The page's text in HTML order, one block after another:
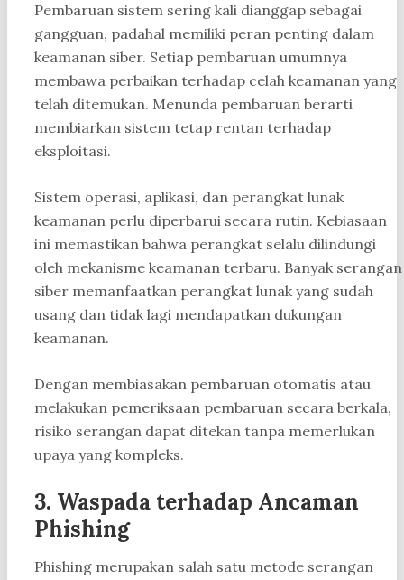
Pembaruan sistem sering kali dianggap sebagai
gangguan, padahal memiliki peran penting dalam
keamanan siber. Setiap pembaruan umumnya
membawa perbaikan terhadap celah keamanan yang
telah ditemukan. Menunda pembaruan berarti
membiarkan sistem tetap rentan terhadap
eksploitasi.
Sistem operasi, aplikasi, dan perangkat lunak
keamanan perlu diperbarui secara rutin. Kebiasaan
ini memastikan bahwa perangkat selalu dilindungi
oleh mekanisme keamanan terbaru. Banyak serangan
siber memanfaatkan perangkat lunak yang sudah
usang dan tidak lagi mendapatkan dukungan
keamanan.
Dengan membiasakan pembaruan otomatis atau
melakukan pemeriksaan pembaruan secara berkala,
risiko serangan dapat ditekan tanpa memerlukan
upaya yang kompleks.
3. Waspada terhadap Ancaman
Phishing
Phishing merupakan salah satu metode serangan